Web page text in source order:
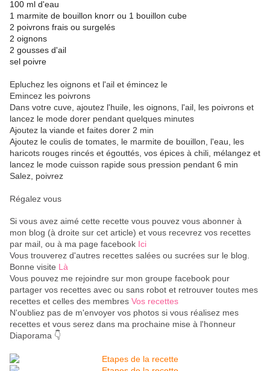
100 ml d'eau
1 marmite de bouillon knorr ou 1 bouillon cube
2 poivrons frais ou surgelés
2 oignons
2 gousses d'ail
sel poivre
Epluchez les oignons et l'ail et émincez le
Emincez les poivrons
Dans votre cuve, ajoutez l'huile, les oignons, l'ail, les poivrons et
lancez le mode dorer pendant quelques minutes
Ajoutez la viande et faites dorer 2 min
Ajoutez le coulis de tomates, le marmite de bouillon, l'eau, les
haricots rouges rincés et égouttés, vos épices à chili, mélangez et
lancez le mode cuisson rapide sous pression pendant 6 min
Salez, poivrez
Régalez vous
Si vous avez aimé cette recette vous pouvez vous abonner à
mon blog (à droite sur cet article) et vous recevrez vos recettes
par mail, ou à ma page facebook Ici
Vous trouverez d'autres recettes salées ou sucrées sur le blog.
Bonne visite Là
Vous pouvez me rejoindre sur mon groupe facebook pour
partager vos recettes avec ou sans robot et retrouver toutes mes
recettes et celles des membres Vos recettes
N'oubliez pas de m'envoyer vos photos si vous réalisez mes
recettes et vous serez dans ma prochaine mise à l'honneur
Diaporama 👇